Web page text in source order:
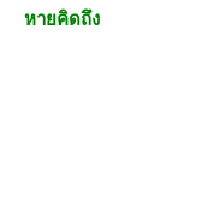
หายคิดถึง